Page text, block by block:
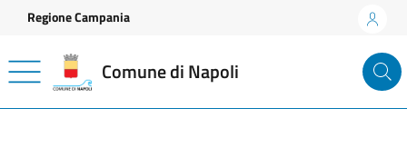
Vai ai contenuti
Vai al footer
Regione Campania
Comune di Napoli